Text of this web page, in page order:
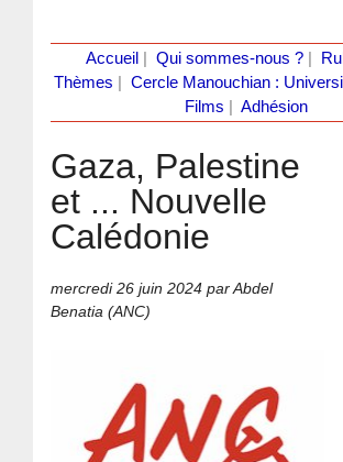
Accueil Qui sommes-nous ?|
Thèmes
Cercle Manouchian :
Films
Adhésion
Gaza, Palestine
et ... Nouvelle
Calédonie
mercredi 26 juin 2024 par Abdel
Benatia (ANC)